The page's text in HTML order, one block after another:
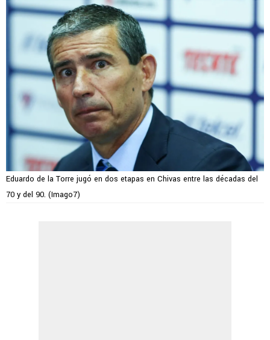
Eduardo de la Torre jugó en dos etapas en Chivas entre las décadas del
70 y del 90. (Imago7)